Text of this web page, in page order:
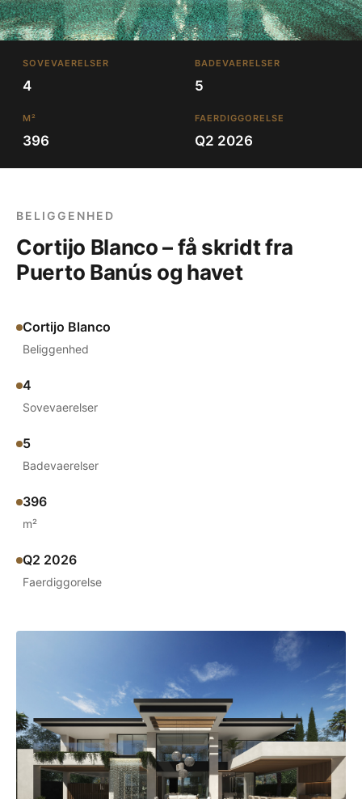
SOVEVAERELSER
4
BADEVAERELSER
5
M²
396
FAERDIGGORELSE
Q2 2026
BELIGGENHED
Cortijo Blanco – få skridt fra
Puerto Banús og havet
Cortijo Blanco
Beliggenhed
4
Sovevaerelser
5
Badevaerelser
396
m²
Q2 2026
Faerdiggorelse